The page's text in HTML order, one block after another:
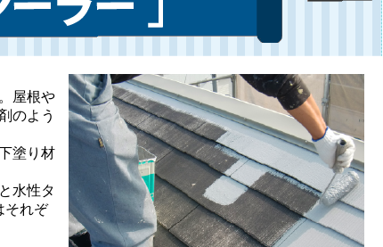
屋根や
のよう
塗り材
水性タ
それぞ